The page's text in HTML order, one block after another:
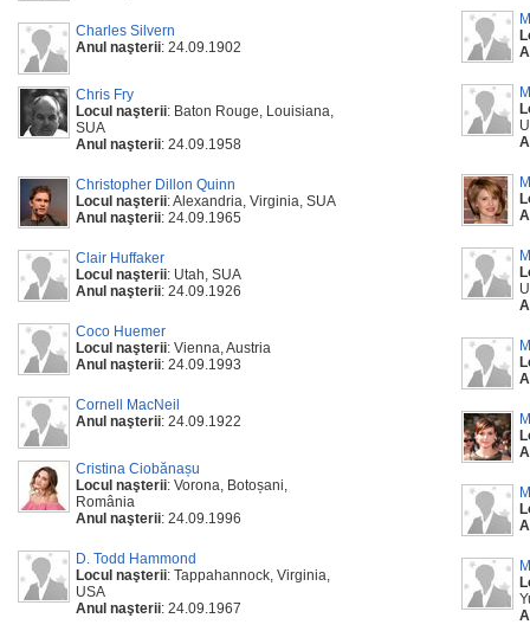
Charles Silvern
Anul naşterii: 24.09.1902
Chris Fry
Locul naşterii: Baton Rouge, Louisiana,
SUA
Anul naşterii: 24.09.1958
Christopher Dillon Quinn
Locul naşterii: Alexandria, Virginia, SUA
Anul naşterii: 24.09.1965
Clair Huffaker
Locul naşterii: Utah, SUA
Anul naşterii: 24.09.1926
Coco Huemer
Locul naşterii: Vienna, Austria
Anul naşterii: 24.09.1993
Cornell MacNeil
Anul naşterii: 24.09.1922
Cristina Ciobănașu
Locul naşterii: Vorona, Botoșani,
România
Anul naşterii: 24.09.1996
D. Todd Hammond
Locul naşterii: Tappahannock, Virginia,
USA
Anul naşterii: 24.09.1967